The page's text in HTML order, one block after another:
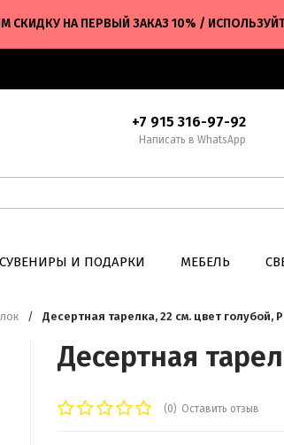
СКИДКУ НА ПЕРВЫЙ ЗАКАЗ 10% /
+7 915 316-97-92
Написать в WhatsApp
СУВЕНИРЫ И ПОДАРКИ МЕБЕЛЬ
/ Десертная тарелка, 22 см. цвет голубой,
Десертная
(0) Оставить отзыв